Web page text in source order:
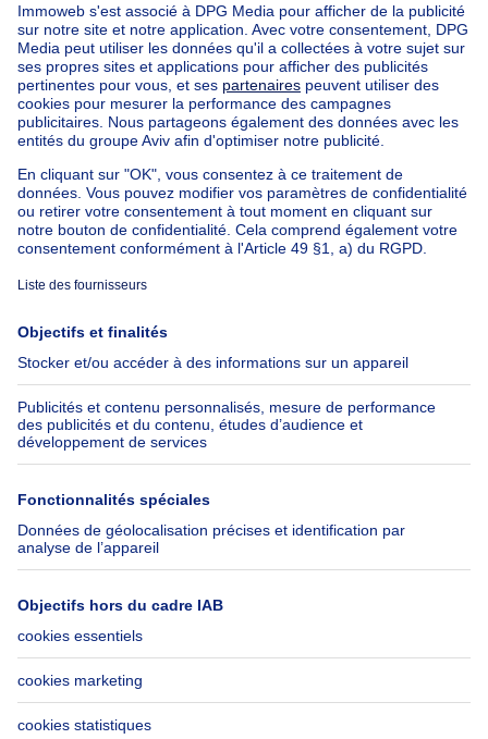
Nos biens pas chèrsMaison à vendre pas cher
Appartements à louer pas cher
Nos biens à louer avec chambres
Appartement à vendre avec 3 chambres
Maison à vendre avec 3 chambres
Appartement à louer avec 3 chambres
Maison à louer avec 3 chambres
Appartement à louer avec 3 chambres Bruxelles-ville
À propos
Immoweb
Presse
Emplois
Groupe Axel Springer
SeLoger.com
Immowelt.de
Outils
Belfius
Assurances
Check-list déménagement
Aide
FAQ
Accessibilité
Contactez-nous
Suivez-nous
LinkedIn
Immoweb SA © 2026 - Tous droits réservés